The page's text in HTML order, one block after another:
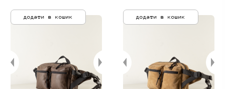
додати в кошик додати в кошик